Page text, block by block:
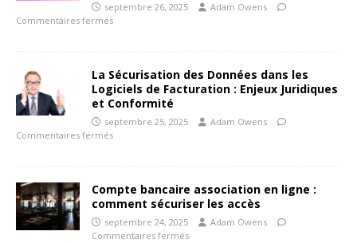
septembre 26, 2025
Adam Owens
Commentaires fermés
La Sécurisation des Données dans les
Logiciels de Facturation : Enjeux Juridiques
et Conformité
septembre 25, 2025
Adam Owens
Commentaires fermés
Compte bancaire association en ligne :
comment sécuriser les accès
septembre 24, 2025
Adam Owens
Commentaires fermés